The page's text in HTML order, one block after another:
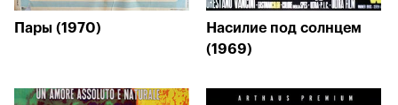
Пары (1970)
Насилие под солнцем
(1969)